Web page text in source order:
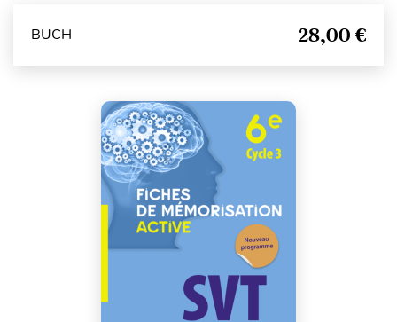
BUCH 28,00 €